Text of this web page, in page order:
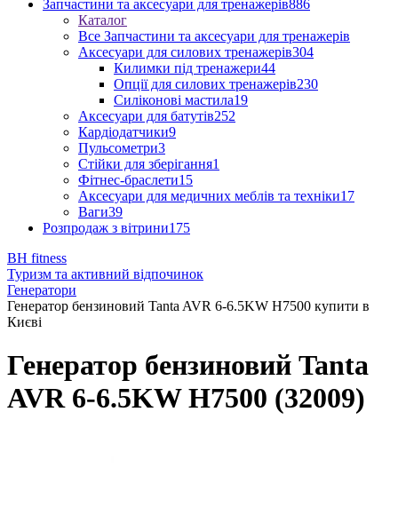
Запчастини та аксесуари для тренажерів886
Каталог
Все Запчастини та аксесуари для тренажерів
Аксесуари для силових тренажерів304
Килимки під тренажери44
Опції для силових тренажерів230
Силіконові мастила19
Аксесуари для батутів252
Кардіодатчики9
Пульсометри3
Стійки для зберігання1
Фітнес-браслети15
Аксесуари для медичних меблів та техніки17
Ваги39
Розпродаж з вітрини175
BH fitness
Туризм та активний відпочинок
Генератори
Генератор бензиновий Tanta AVR 6-6.5KW H7500 купити в
Києві
Генератор бензиновий Tanta
AVR 6-6.5KW H7500 (32009)